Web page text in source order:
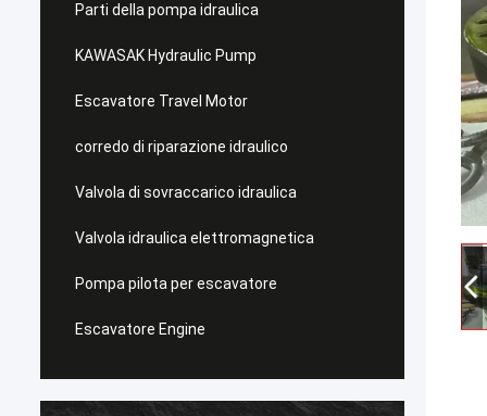
Parti della pompa idraulica
KAWASAK Hydraulic Pump
Escavatore Travel Motor
corredo di riparazione idraulico
Valvola di sovraccarico idraulica
Valvola idraulica elettromagnetica
Pompa pilota per escavatore
Escavatore Engine